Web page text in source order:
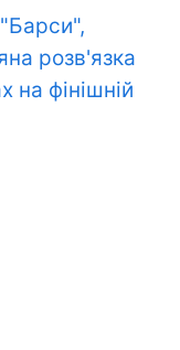
розв'язка
на фінішній